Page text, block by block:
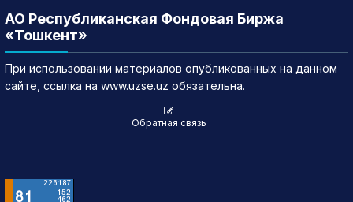
АО Республиканская Фондовая Биржа
«Тошкент»
При использовании материалов опубликованных на данном
сайте, ссылка на www.uzse.uz обязательна.
Обратная связь